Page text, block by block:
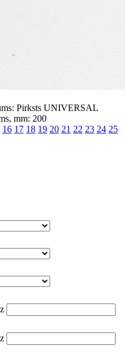
Pirksts UNIVERSAL
mm: 200
16 17 18 19 20 21 22 23 24 25